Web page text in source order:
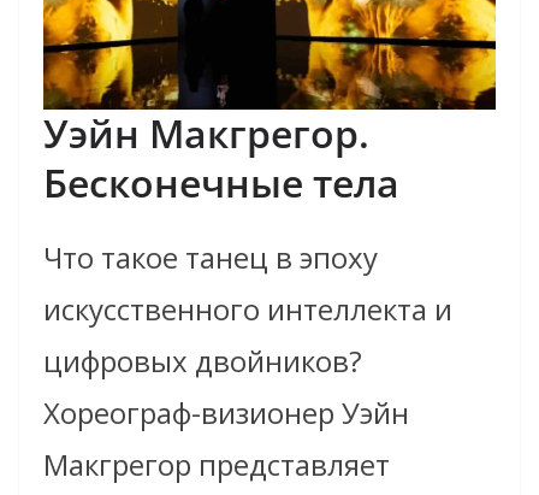
Уэйн Макгрегор.
Бесконечные тела
Что такое танец в эпоху
искусственного интеллекта и
цифровых двойников?
Хореограф-визионер Уэйн
Макгрегор представляет